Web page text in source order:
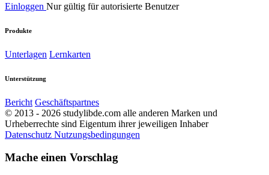
Einloggen Nur gültig für autorisierte Benutzer
Produkte
Unterlagen Lernkarten
Unterstützung
Bericht Geschäftspartnes
© 2013 - 2026 studylibde.com alle anderen Marken und
Urheberrechte sind Eigentum ihrer jeweiligen Inhaber
Datenschutz Nutzungsbedingungen
Mache einen Vorschlag